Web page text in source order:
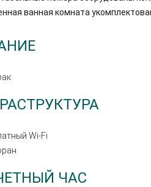
ванная комната
Wi-Fi
ЧАС